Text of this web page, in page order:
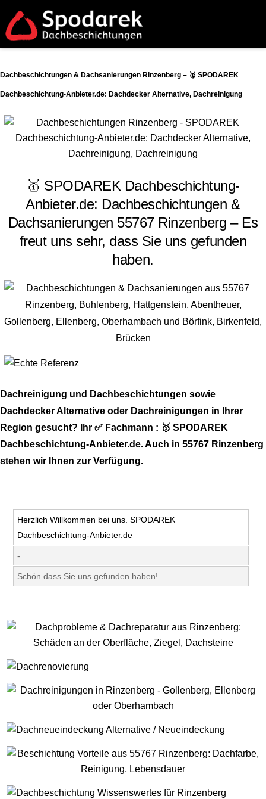
Dachbeschichtungen & Dachsanierungen Rinzenberg – 🥇 SPODAREK
Dachbeschichtung-Anbieter.de: Dachdecker Alternative, Dachreinigung
🥇 SPODAREK Dachbeschichtung-
Anbieter.de: Dachbeschichtungen &
Dachsanierungen 55767 Rinzenberg – Es
freut uns sehr, dass Sie uns gefunden
haben.
Dachreinigung und Dachbeschichtungen sowie
Dachdecker Alternative oder Dachreinigungen in Ihrer
Region gesucht? Ihr ✅ Fachmann : 🥇 SPODAREK
Dachbeschichtung-Anbieter.de. Auch in 55767 Rinzenberg
stehen wir Ihnen zur Verfügung.
Herzlich Willkommen bei uns. SPODAREK
Dachbeschichtung-Anbieter.de
-
Schön dass Sie uns gefunden haben!